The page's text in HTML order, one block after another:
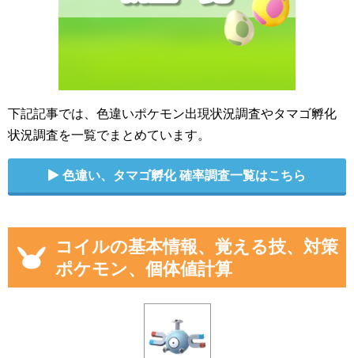
下記記事では、色違いポケモン出現状況調査やタマゴ孵化
状況調査を一覧でまとめています。
色違い、タマゴ孵化 確率調査一覧はこちら
コイルの基本情報、覚える技、対策
ポケモン、個体値計算